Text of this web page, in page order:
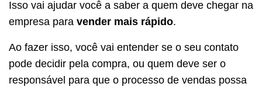
Isso vai ajudar você a saber a quem deve chegar na
empresa para vender mais rápido.
Ao fazer isso, você vai entender se o seu contato
pode decidir pela compra, ou quem deve ser o
responsável para que o processo de vendas possa